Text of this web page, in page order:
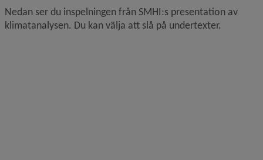
Nedan ser du inspelningen från SMHI:s presentation av
klimatanalysen. Du kan välja att slå på undertexter.